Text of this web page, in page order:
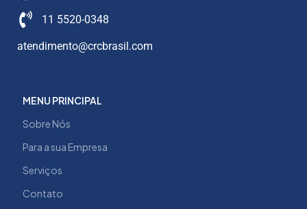
11 5520-0348
atendimento@crcbrasil.com
MENU PRINCIPAL
Sobre Nós
Para a sua Empresa
Serviços
Contato